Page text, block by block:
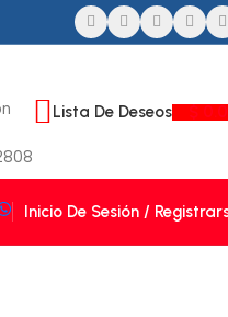
Lista De Deseos $
Inicio De Sesión /